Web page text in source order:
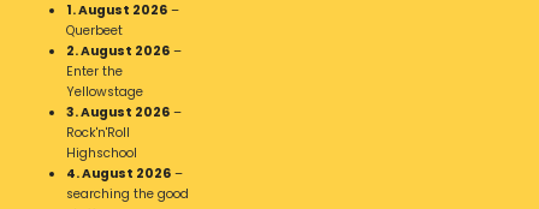
1. August 2026 –
Querbeet
2. August 2026 –
Enter the
Yellowstage
3. August 2026 –
Rock'n'Roll
Highschool
4. August 2026 –
searching the good